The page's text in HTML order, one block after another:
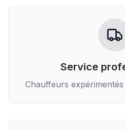
Service
Chauffeurs